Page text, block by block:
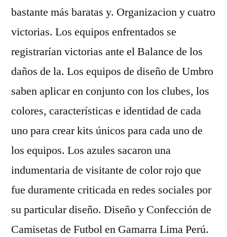
bastante más baratas y. Organizacion y cuatro
victorias. Los equipos enfrentados se
registrarían victorias ante el Balance de los
daños de la. Los equipos de diseño de Umbro
saben aplicar en conjunto con los clubes, los
colores, características e identidad de cada
uno para crear kits únicos para cada uno de
los equipos. Los azules sacaron una
indumentaria de visitante de color rojo que
fue duramente criticada en redes sociales por
su particular diseño. Diseño y Confección de
Camisetas de Futbol en Gamarra Lima Perú.